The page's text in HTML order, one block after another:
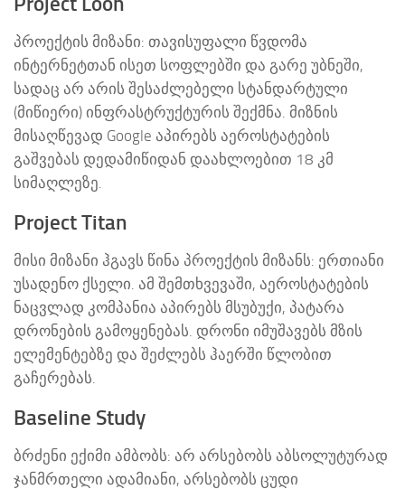
პროექტის მიზანი: თავისუფალი წვდომა
ინტერნეტთან ისეთ სოფლებში და გარე უბნეში,
სადაც არ არის შესაძლებელი სტანდარტული
(მიწიერი) ინფრასტრუქტურის შექმნა. მიზნის
მისაღწევად Google აპირებს აეროსტატების
გაშვებას დედამიწიდან დაახლოებით 18 კმ
სიმაღლეზე.
Project Titan
მისი მიზანი ჰგავს წინა პროექტის მიზანს: ერთიანი
უსადენო ქსელი. ამ შემთხვევაში, აეროსტატების
ნაცვლად კომპანია აპირებს მსუბუქი, პატარა
დრონების გამოყენებას. დრონი იმუშავებს მზის
ელემენტებზე და შეძლებს ჰაერში წლობით
გაჩერებას.
Baseline Study
ბრძენი ექიმი ამბობს: არ არსებობს აბსოლუტურად
ჯანმრთელი ადამიანი, არსებობს ცუდი